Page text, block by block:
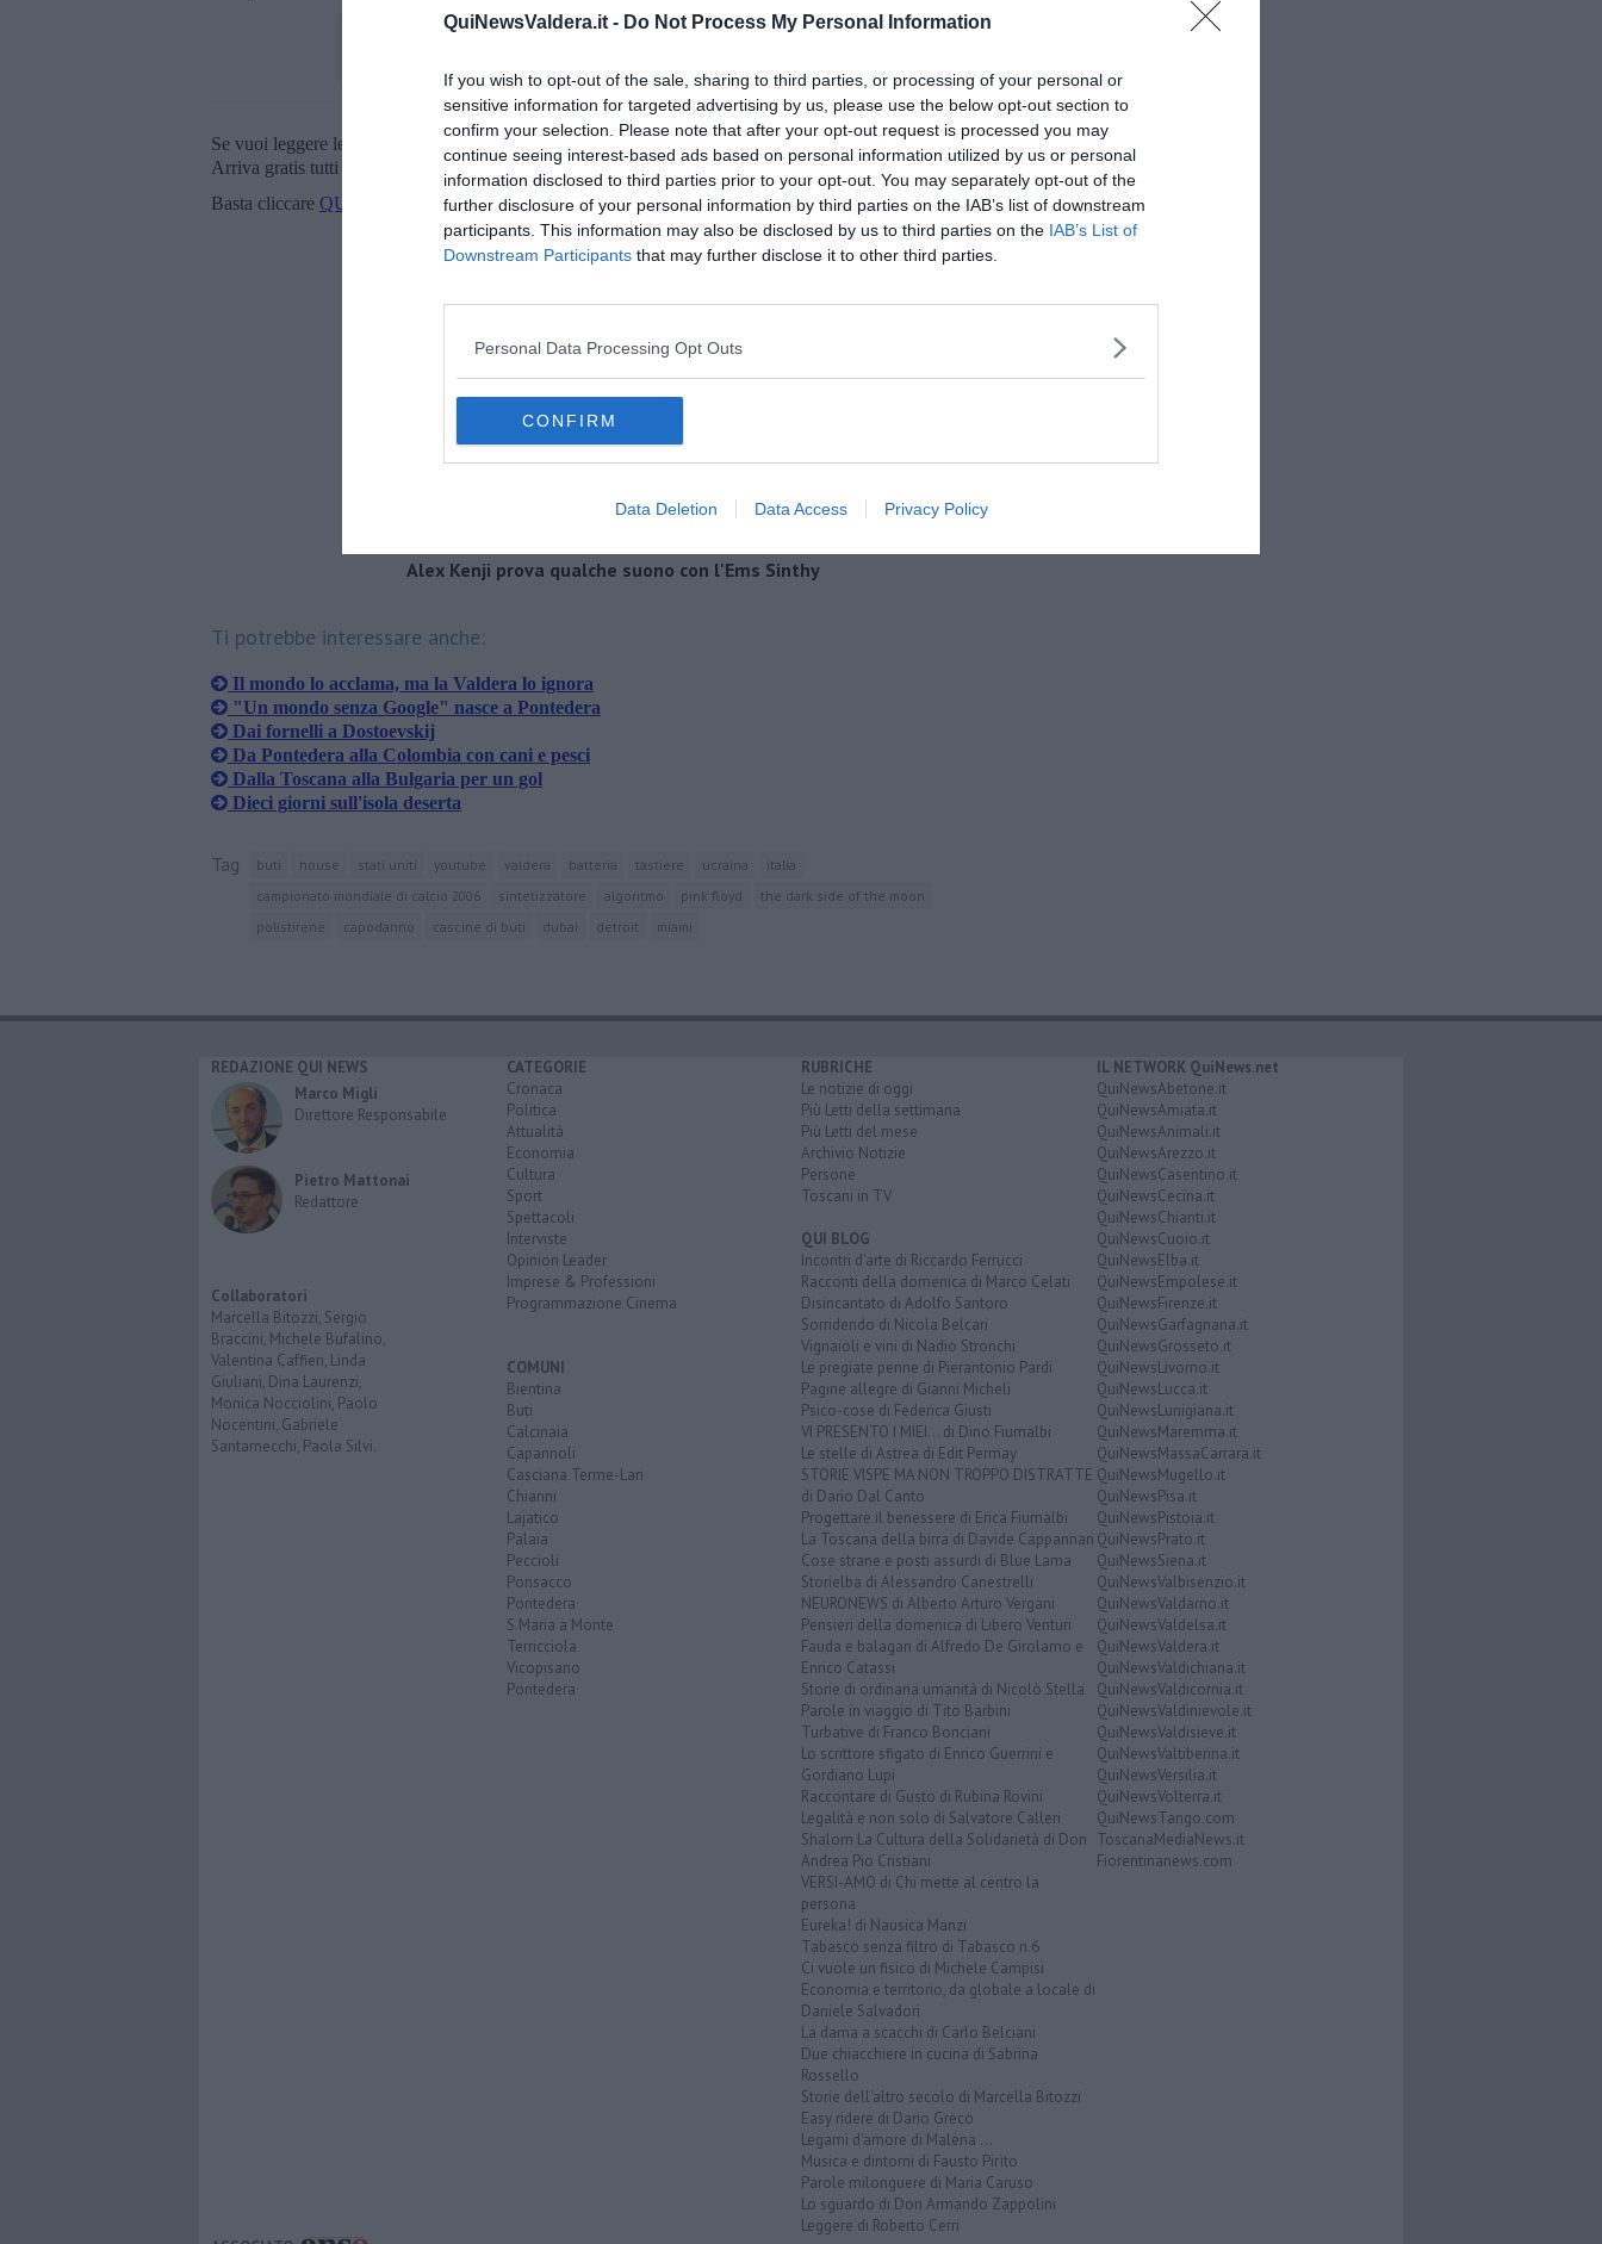
QuiNewsValdera.it - Do Not Process My Personal Information
If you wish to opt-out of the sale, sharing to third parties, or processing of your personal or
sensitive information for targeted advertising by us, please use the below opt-out section to
confirm your selection. Please note that after your opt-out request is processed you may
continue seeing interest-based ads based on personal information utilized by us or personal
information disclosed to third parties prior to your opt-out. You may separately opt-out of the
further disclosure of your personal information by third parties on the IAB’s list of downstream
participants. This information may also be disclosed by us to third parties on the IAB’s List of
Downstream Participants that may further disclose it to other third parties.
Personal Data Processing Opt Outs
CONFIRM
Data Deletion Data Access Privacy Policy
Se vuoi leggere le notizie principali della Toscana iscriviti alla
Newsletter QUInews - ToscanaMedia.
Arriva gratis tutti i giorni alle 20:00 direttamente nella tua casella di posta.
Basta cliccare QUI
Alex Kenji prova qualche suono con l'Ems Sinthy
Ti potrebbe interessare anche:
Il mondo lo acclama, ma la Valdera lo ignora
"Un mondo senza Google" nasce a Pontedera
Dai fornelli a Dostoevskij
Da Pontedera alla Colombia con cani e pesci
Dalla Toscana alla Bulgaria per un gol
Dieci giorni sull'isola deserta
Tag buti house stati uniti youtube valdera batteria tastiere ucraina
italia
campionato mondiale di calcio 2006
sintetizzatore algoritmo pink floyd
the dark side of the moon
polistirene
capodanno cascine di buti dubai detroit miami
REDAZIONE QUI NEWS
Marco Migli
Direttore Responsabile
Pietro Mattonai
Redattore
Collaboratori
Marcella Bitozzi, Sergio
Braccini, Michele Bufalino,
Valentina Caffieri, Linda
Giuliani, Dina Laurenzi,
Monica Nocciolini, Paolo
Nocentini, Gabriele
Santarnecchi, Paola Silvi.
CATEGORIE
Cronaca
Politica
Attualità
Economia
Cultura
Sport
Spettacoli
Interviste
Opinion Leader
Imprese & Professioni
Programmazione Cinema
COMUNI
Bientina
Buti
Calcinaia
Capannoli
Casciana Terme-Lari
Chianni
Lajatico
Palaia
Peccioli
Ponsacco
Pontedera
S.Maria a Monte
Terricciola
Vicopisano
Pontedera
RUBRICHE
Le notizie di oggi
Più Letti della settimana
Più Letti del mese
Archivio Notizie
Persone
Toscani in TV
QUI BLOG
Incontri d'arte di Riccardo Ferrucci
Racconti della domenica di Marco Celati
Disincantato di Adolfo Santoro
Sorridendo di Nicola Belcari
Vignaioli e vini di Nadio Stronchi
Le pregiate penne di Pierantonio Pardi
Pagine allegre di Gianni Micheli
Psico-cose di Federica Giusti
VI PRESENTO I MIEI... di Dino Fiumalbi
Le stelle di Astrea di Edit Permay
STORIE VISPE MA NON TROPPO DISTRATTE
di Dario Dal Canto
Progettare il benessere di Erica Fiumalbi
La Toscana della birra di Davide Cappannari
Cose strane e posti assurdi di Blue Lama
Storielba di Alessandro Canestrelli
NEURONEWS di Alberto Arturo Vergani
Pensieri della domenica di Libero Venturi
Fauda e balagan di Alfredo De Girolamo e
Enrico Catassi
Storie di ordinaria umanità di Nicolò Stella
Parole in viaggio di Tito Barbini
Turbative di Franco Bonciani
Lo scrittore sfigato di Enrico Guerrini e
Gordiano Lupi
Raccontare di Gusto di Rubina Rovini
Legalità e non solo di Salvatore Calleri
Shalom La Cultura della Solidarietà di Don
Andrea Pio Cristiani
VERSI-AMO di Chi mette al centro la
persona
Eureka! di Nausica Manzi
Tabasco senza filtro di Tabasco n.6
Ci vuole un fisico di Michele Campisi
Economia e territorio, da globale a locale di
Daniele Salvadori
La dama a scacchi di Carlo Belciani
Due chiacchiere in cucina di Sabrina
Rossello
Storie dell'altro secolo di Marcella Bitozzi
Easy ridere di Dario Greco
Legami d'amore di Malena ...
Musica e dintorni di Fausto Pirìto
Parole milonguere di Maria Caruso
Lo sguardo di Don Armando Zappolini
Leggere di Roberto Cerri
IL NETWORK QuiNews.net
QuiNewsAbetone.it
QuiNewsAmiata.it
QuiNewsAnimali.it
QuiNewsArezzo.it
QuiNewsCasentino.it
QuiNewsCecina.it
QuiNewsChianti.it
QuiNewsCuoio.it
QuiNewsElba.it
QuiNewsEmpolese.it
QuiNewsFirenze.it
QuiNewsGarfagnana.it
QuiNewsGrosseto.it
QuiNewsLivorno.it
QuiNewsLucca.it
QuiNewsLunigiana.it
QuiNewsMaremma.it
QuiNewsMassaCarrara.it
QuiNewsMugello.it
QuiNewsPisa.it
QuiNewsPistoia.it
QuiNewsPrato.it
QuiNewsSiena.it
QuiNewsValbisenzio.it
QuiNewsValdarno.it
QuiNewsValdelsa.it
QuiNewsValdera.it
QuiNewsValdichiana.it
QuiNewsValdicornia.it
QuiNewsValdinievole.it
QuiNewsValdisieve.it
QuiNewsValtiberina.it
QuiNewsVersilia.it
QuiNewsVolterra.it
QuiNewsTango.com
ToscanaMediaNews.it
Fiorentinanews.com